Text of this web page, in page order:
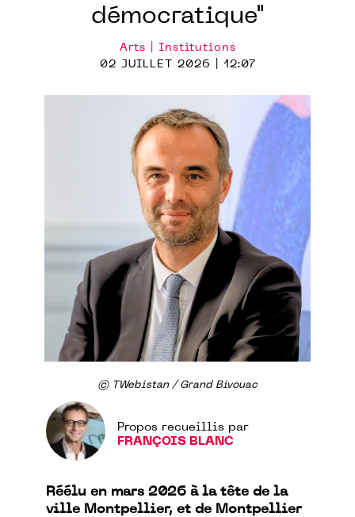
démocratique"
Arts | Institutions
02 JUILLET 2026 | 12:07
© TWebistan / Grand Bivouac
Propos recueillis par
FRANÇOIS BLANC
Réélu en mars 2026 à la tête de la
ville Montpellier, et de Montpellier